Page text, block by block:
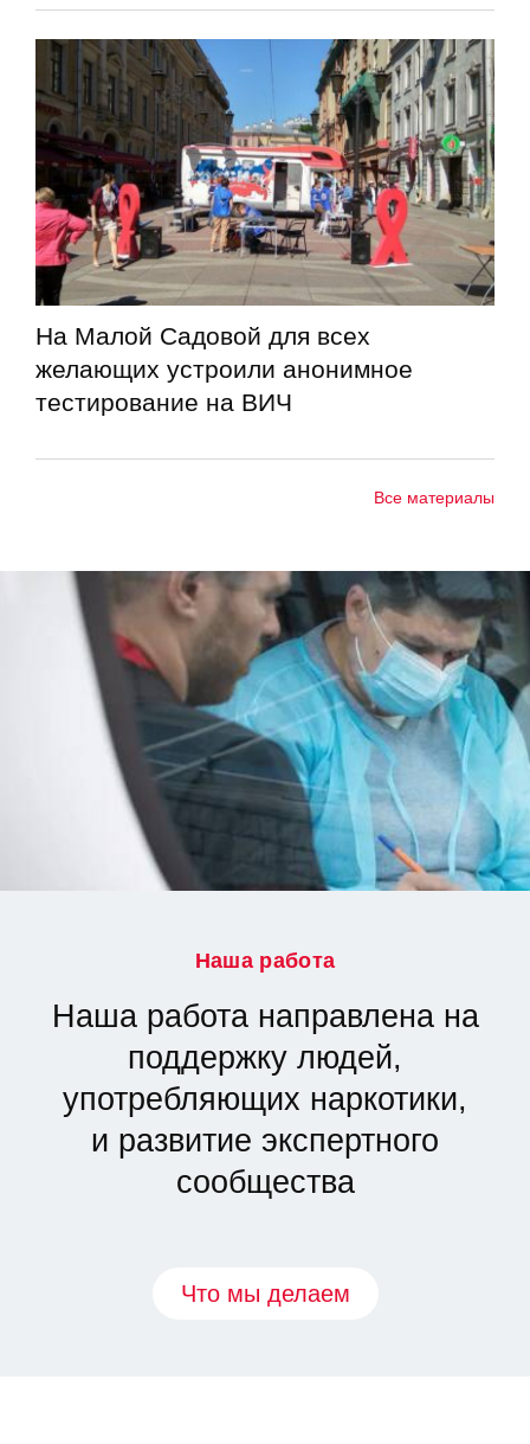
На Малой Садовой для всех
желающих устроили анонимное
тестирование на ВИЧ
Все материалы
Наша работа
Наша работа направлена на
поддержку людей,
употребляющих наркотики,
и развитие экспертного
сообщества
Что мы делаем